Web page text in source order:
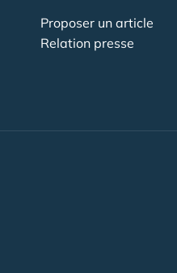
Proposer un article
Relation presse